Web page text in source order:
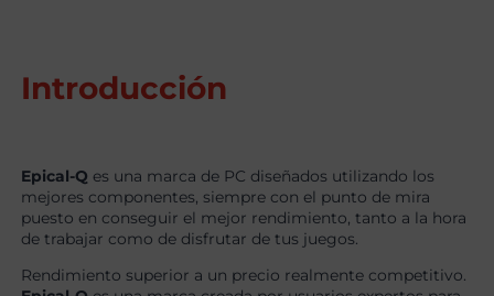
Introducción
Epical-Q es una marca de PC diseñados utilizando los
mejores componentes, siempre con el punto de mira
puesto en conseguir el mejor rendimiento, tanto a la hora
de trabajar como de disfrutar de tus juegos.
Rendimiento superior a un precio realmente competitivo.